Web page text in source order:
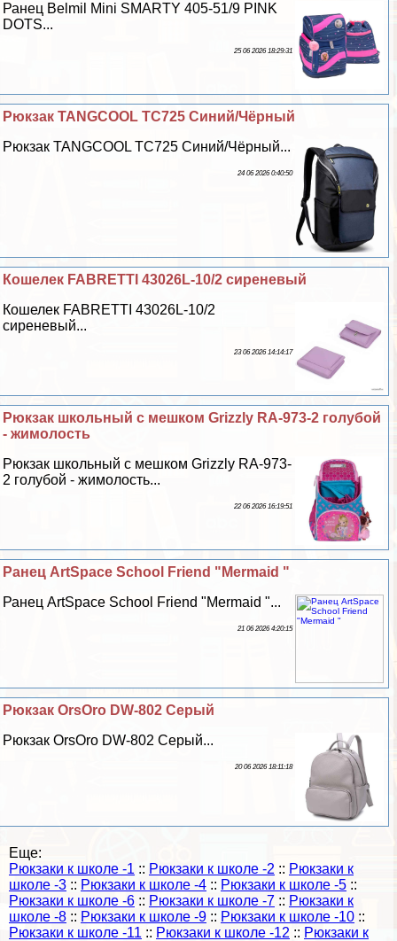
Ранец Belmil Mini SMARTY 405-51/9 PINK
DOTS...
25 06 2026 18:29:31
Рюкзак TANGCOOL TC725 Синий/Чёрный
Рюкзак TANGCOOL TC725 Синий/Чёрный...
24 06 2026 0:40:50
Кошелек FABRETTI 43026L-10/2 сиреневый
Кошелек FABRETTI 43026L-10/2
сиреневый...
23 06 2026 14:14:17
Рюкзак школьный с мешком Grizzly RA-973-2 гoлyбой
- жимолость
Рюкзак школьный с мешком Grizzly RA-973-
2 гoлyбой - жимолость...
22 06 2026 16:19:51
Ранец ArtSpace School Friend "Mermaid "
Ранец ArtSpace School Friend "Mermaid "...
21 06 2026 4:20:15
Рюкзак OrsOro DW-802 Серый
Рюкзак OrsOro DW-802 Серый...
20 06 2026 18:11:18
Еще:
Рюкзаки к школе -1 :: Рюкзаки к школе -2 :: Рюкзаки к
школе -3 :: Рюкзаки к школе -4 :: Рюкзаки к школе -5 ::
Рюкзаки к школе -6 :: Рюкзаки к школе -7 :: Рюкзаки к
школе -8 :: Рюкзаки к школе -9 :: Рюкзаки к школе -10 ::
Рюкзаки к школе -11 :: Рюкзаки к школе -12 :: Рюкзаки к